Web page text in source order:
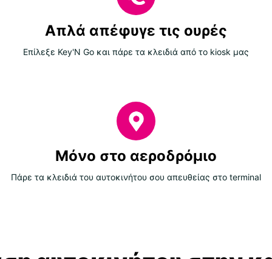
Απλά απέφυγε τις ουρές
Επίλεξε Key'N Go και πάρε τα κλειδιά από το kiosk μας
Μόνο στο αεροδρόμιο
Πάρε τα κλειδιά του αυτοκινήτου σου απευθείας στο terminal